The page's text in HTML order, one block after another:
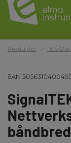
Produkter Tele/
EAN 5056310400455